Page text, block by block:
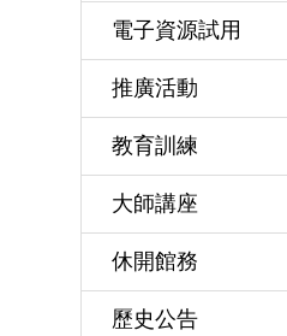
電子資源試用
推廣活動
教育訓練
大師講座
休開館務
歷史公告